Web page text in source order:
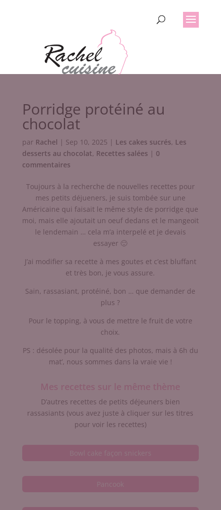
Porridge protéiné au
chocolat
par Rachel | Sep 10, 2025 | Les cakes sucrés, Les
desserts au chocolat, Recettes salées | 0
commentaires
Toujours à la recherche de nouvelles recettes pour
mes petits déjueners, je suis tombée sur une
Américaine qui faisait le même style de porridge que
moi, mais elle ajoutait un oeuf dedans et le mangeoit
le lendemain … cela m’a interpelé et je devais
essayer 🙂
J’ai modifier sa recette à mes goutes et c’est bluffant
et très bon, je vous assure.
Sain, rassasiant, protéiné, bon … que demander de
plus ?
Pour le topping, à vous de mettre le fruit de votre
choix.
PS : désolée pour la qualité des photos, mais à 6h du
mat’, nous sommes dans la vraie vie !
Mes recettes sur le même thème
D’autres recettes de petits déjeuners bien
rassasiants (vous avez juste à cliquer sur les titres
pour voir les recettes)
Bowl cake façon snickers
Pancook